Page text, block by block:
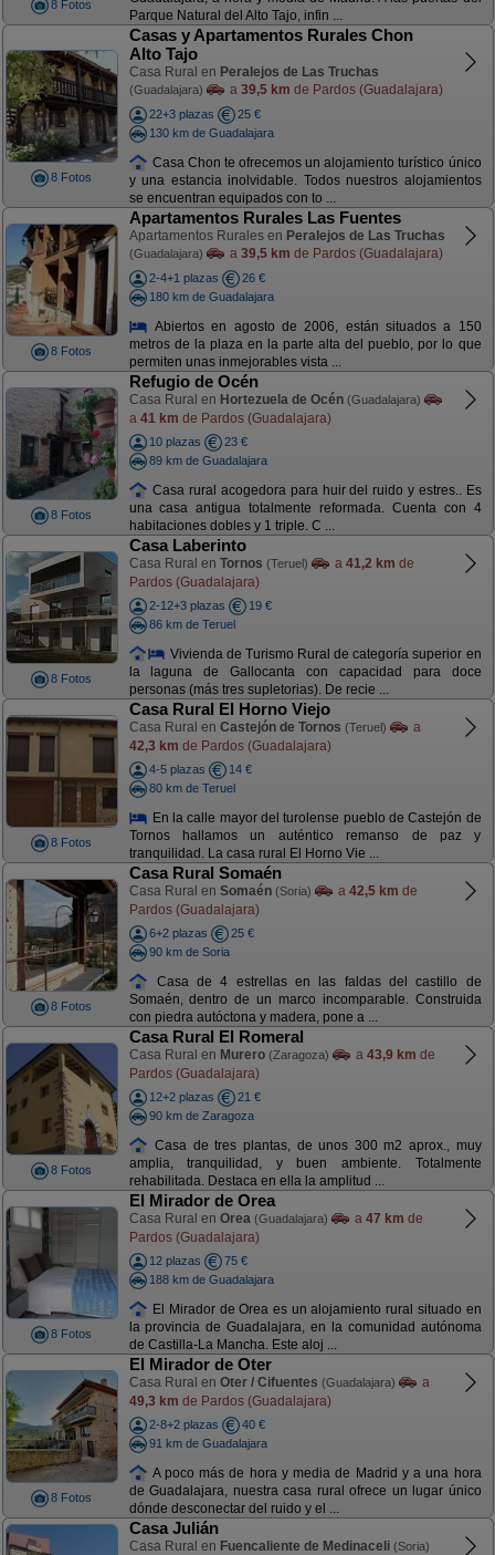
8 Fotos
Parque Natural del Alto Tajo, infin ...
8 Fotos
Casas y Apartamentos Rurales Chon
Alto Tajo
Casa Rural en Peralejos de Las Truchas
(Guadalajara) a 39,5 km de Pardos (Guadalajara)
22+3 plazas
25 €
130 km de Guadalajara
Casa Chon te ofrecemos un alojamiento turístico único
y una estancia inolvidable. Todos nuestros alojamientos
se encuentran equipados con to ...
8 Fotos
Apartamentos Rurales Las Fuentes
Apartamentos Rurales en Peralejos de Las Truchas
(Guadalajara) a 39,5 km de Pardos (Guadalajara)
2-4+1 plazas
26 €
180 km de Guadalajara
Abiertos en agosto de 2006, están situados a 150
metros de la plaza en la parte alta del pueblo, por lo que
permiten unas inmejorables vista ...
8 Fotos
Refugio de Océn
Casa Rural en Hortezuela de Océn (Guadalajara)
a 41 km de Pardos (Guadalajara)
10 plazas
23 €
89 km de Guadalajara
Casa rural acogedora para huir del ruido y estres.. Es
una casa antigua totalmente reformada. Cuenta con 4
habitaciones dobles y 1 triple. C ...
8 Fotos
Casa Laberinto
Casa Rural en Tornos (Teruel) a 41,2 km de
Pardos (Guadalajara)
2-12+3 plazas
19 €
86 km de Teruel
Vivienda de Turismo Rural de categoría superior en
la laguna de Gallocanta con capacidad para doce
personas (más tres supletorias). De recie ...
8 Fotos
Casa Rural El Horno Viejo
Casa Rural en Castejón de Tornos (Teruel)
a
42,3 km de Pardos (Guadalajara)
4-5 plazas
14 €
80 km de Teruel
En la calle mayor del turolense pueblo de Castejón de
Tornos hallamos un auténtico remanso de paz y
tranquilidad. La casa rural El Horno Vie ...
8 Fotos
Casa Rural Somaén
Casa Rural en Somaén (Soria) a 42,5 km de
Pardos (Guadalajara)
6+2 plazas
25 €
90 km de Soria
Casa de 4 estrellas en las faldas del castillo de
Somaén, dentro de un marco incomparable. Construida
con piedra autóctona y madera, pone a ...
8 Fotos
Casa Rural El Romeral
Casa Rural en Murero (Zaragoza) a 43,9 km de
Pardos (Guadalajara)
12+2 plazas
21 €
90 km de Zaragoza
Casa de tres plantas, de unos 300 m2 aprox., muy
amplia, tranquilidad, y buen ambiente. Totalmente
rehabilitada. Destaca en ella la amplitud ...
8 Fotos
El Mirador de Orea
Casa Rural en Orea (Guadalajara) a 47 km de
Pardos (Guadalajara)
12 plazas
75 €
188 km de Guadalajara
El Mirador de Orea es un alojamiento rural situado en
la provincia de Guadalajara, en la comunidad autónoma
de Castilla-La Mancha. Este aloj ...
8 Fotos
El Mirador de Oter
Casa Rural en Oter / Cifuentes (Guadalajara)
a
49,3 km de Pardos (Guadalajara)
2-8+2 plazas
40 €
91 km de Guadalajara
A poco más de hora y media de Madrid y a una hora
de Guadalajara, nuestra casa rural ofrece un lugar único
dónde desconectar del ruido y el ...
Casa Julián
Casa Rural en Fuencaliente de Medinaceli (Soria)